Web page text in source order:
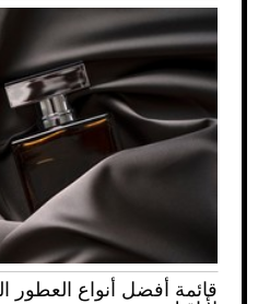
قائمة أفضل أنواع العطور